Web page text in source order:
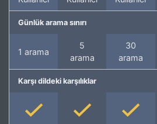
Günlük arama sınırı
1 arama
5
arama
30
arama
Karşı dildeki karşılıklar